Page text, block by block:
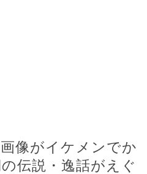
像がイケメンでか
伝説・逸話がえぐ